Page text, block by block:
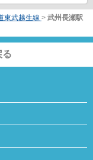
東武越生線 > 武州長瀬駅
る